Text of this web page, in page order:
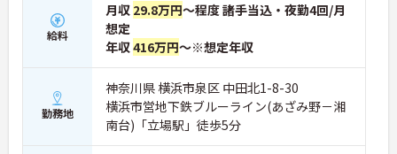
給料
月収 29.8万円～程度 諸手当込・夜勤4回/月
想定
年収416万円～※想定年収
勤務地
神奈川県 横浜市泉区 中田北1-8-30
横浜市営地下鉄ブルーライン(あざみ野－湘
南台)「立場駅」徒歩5分